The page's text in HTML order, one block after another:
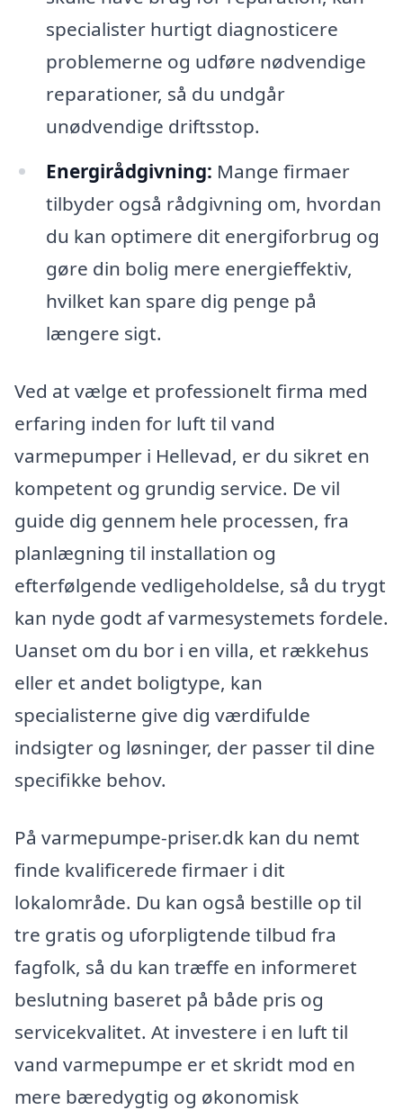
specialister hurtigt diagnosticere
problemerne og udføre nødvendige
reparationer, så du undgår
unødvendige driftsstop.
Energirådgivning: Mange firmaer
tilbyder også rådgivning om, hvordan
du kan optimere dit energiforbrug og
gøre din bolig mere energieffektiv,
hvilket kan spare dig penge på
længere sigt.
Ved at vælge et professionelt firma med
erfaring inden for luft til vand
varmepumper i Hellevad, er du sikret en
kompetent og grundig service. De vil
guide dig gennem hele processen, fra
planlægning til installation og
efterfølgende vedligeholdelse, så du trygt
kan nyde godt af varmesystemets fordele.
Uanset om du bor i en villa, et rækkehus
eller et andet boligtype, kan
specialisterne give dig værdifulde
indsigter og løsninger, der passer til dine
specifikke behov.
På varmepumpe-priser.dk kan du nemt
finde kvalificerede firmaer i dit
lokalområde. Du kan også bestille op til
tre gratis og uforpligtende tilbud fra
fagfolk, så du kan træffe en informeret
beslutning baseret på både pris og
servicekvalitet. At investere i en luft til
vand varmepumpe er et skridt mod en
mere bæredygtig og økonomisk